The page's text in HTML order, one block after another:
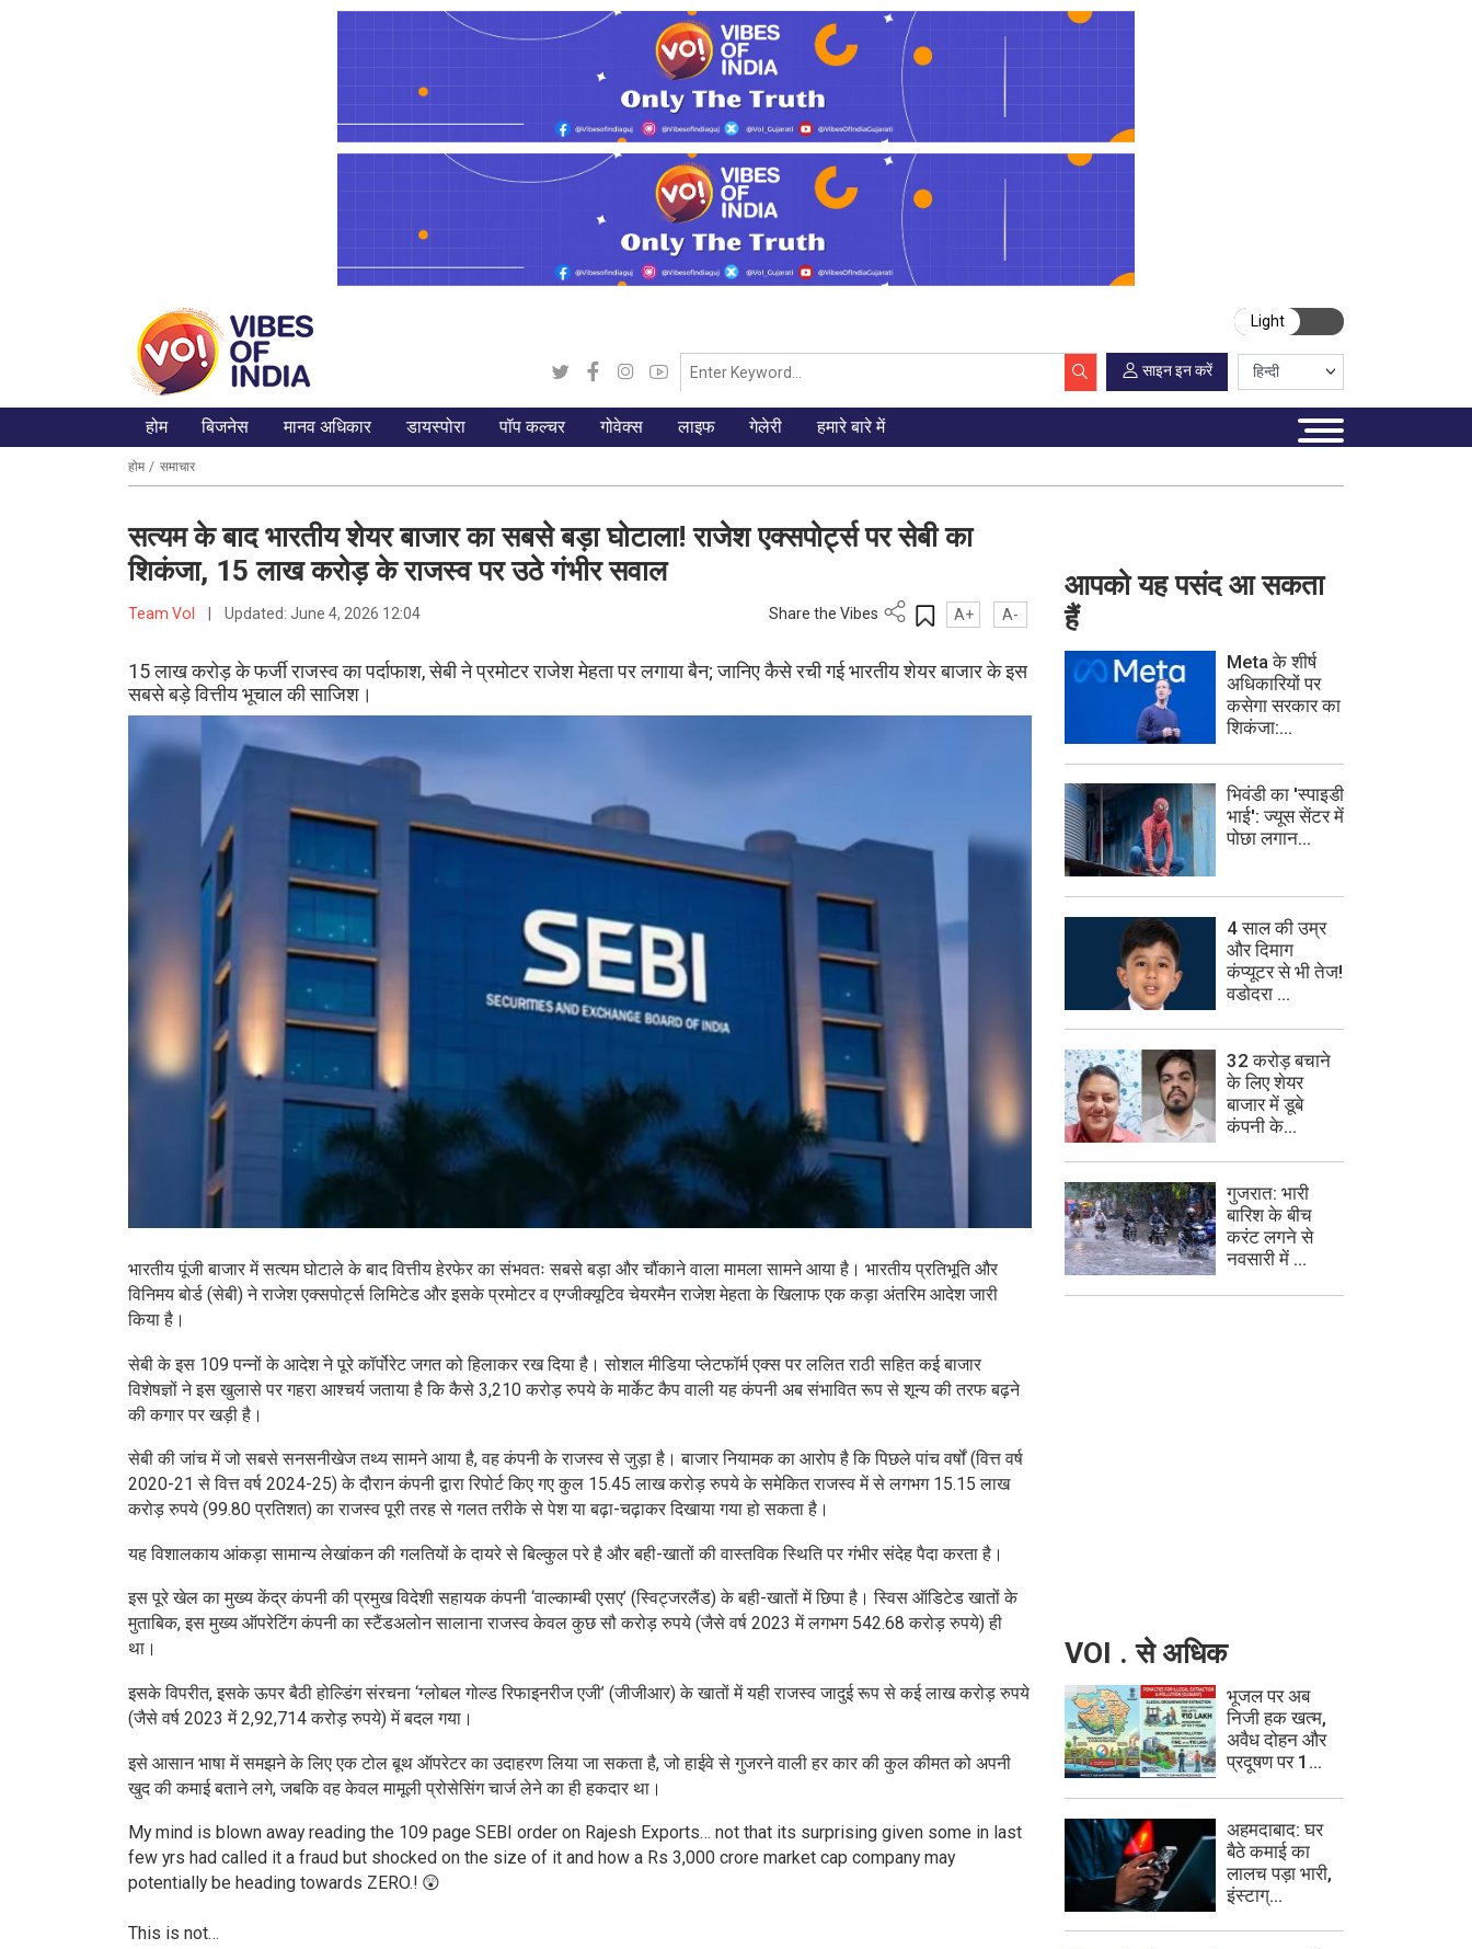
Light
साइन इन करें
होम बिजनेस मानव अधिकार डायस्पोरा पॉप कल्चर गोवेक्स लाइफ गेलेरी हमारे बारे में
होम समाचार
सत्यम के बाद भारतीय शेयर बाजार का सबसे बड़ा घोटाला! राजेश एक्सपोर्ट्स पर सेबी का
शिकंजा, 15 लाख करोड़ के राजस्व पर उठे गंभीर सवाल
Team VoI Updated: June 4, 2026 12:04 Share the Vibes A+ A-
15 लाख करोड़ के फर्जी राजस्व का पर्दाफाश, सेबी ने प्रमोटर राजेश मेहता पर लगाया बैन; जानिए कैसे रची गई भारतीय शेयर बाजार के इस
सबसे बड़े वित्तीय भूचाल की साजिश।
भारतीय पूंजी बाजार में सत्यम घोटाले के बाद वित्तीय हेरफेर का संभवतः सबसे बड़ा और चौंकाने वाला मामला सामने आया है। भारतीय प्रतिभूति और
विनिमय बोर्ड (सेबी) ने राजेश एक्सपोर्ट्स लिमिटेड और इसके प्रमोटर व एग्जीक्यूटिव चेयरमैन राजेश मेहता के खिलाफ एक कड़ा अंतरिम आदेश जारी
किया है।
सेबी के इस 109 पन्नों के आदेश ने पूरे कॉर्पोरेट जगत को हिलाकर रख दिया है। सोशल मीडिया प्लेटफॉर्म एक्स पर ललित राठी सहित कई बाजार
विशेषज्ञों ने इस खुलासे पर गहरा आश्चर्य जताया है कि कैसे 3,210 करोड़ रुपये के मार्केट कैप वाली यह कंपनी अब संभावित रूप से शून्य की तरफ बढ़ने
की कगार पर खड़ी है।
सेबी की जांच में जो सबसे सनसनीखेज तथ्य सामने आया है, वह कंपनी के राजस्व से जुड़ा है। बाजार नियामक का आरोप है कि पिछले पांच वर्षों (वित्त वर्ष
2020-21 से वित्त वर्ष 2024-25) के दौरान कंपनी द्वारा रिपोर्ट किए गए कुल 15.45 लाख करोड़ रुपये के समेकित राजस्व में से लगभग 15.15 लाख
करोड़ रुपये (99.80 प्रतिशत) का राजस्व पूरी तरह से गलत तरीके से पेश या बढ़ा-चढ़ाकर दिखाया गया हो सकता है।
यह विशालकाय आंकड़ा सामान्य लेखांकन की गलतियों के दायरे से बिल्कुल परे है और बही-खातों की वास्तविक स्थिति पर गंभीर संदेह पैदा करता है।
इस पूरे खेल का मुख्य केंद्र कंपनी की प्रमुख विदेशी सहायक कंपनी ‘वाल्काम्बी एसए’ (स्विट्जरलैंड) के बही-खातों में छिपा है। स्विस ऑडिटेड खातों के
मुताबिक, इस मुख्य ऑपरेटिंग कंपनी का स्टैंडअलोन सालाना राजस्व केवल कुछ सौ करोड़ रुपये (जैसे वर्ष 2023 में लगभग 542.68 करोड़ रुपये) ही
था।
इसके विपरीत, इसके ऊपर बैठी होल्डिंग संरचना ‘ग्लोबल गोल्ड रिफाइनरीज एजी’ (जीजीआर) के खातों में यही राजस्व जादुई रूप से कई लाख करोड़ रुपये
(जैसे वर्ष 2023 में 2,92,714 करोड़ रुपये) में बदल गया।
इसे आसान भाषा में समझने के लिए एक टोल बूथ ऑपरेटर का उदाहरण लिया जा सकता है, जो हाईवे से गुजरने वाली हर कार की कुल कीमत को अपनी
खुद की कमाई बताने लगे, जबकि वह केवल मामूली प्रोसेसिंग चार्ज लेने का ही हकदार था।
My mind is blown away reading the 109 page SEBI order on Rajesh Exports… not that its surprising given some in last
few yrs had called it a fraud but shocked on the size of it and how a Rs 3,000 crore market cap company may
potentially be heading towards ZERO.! 😲
This is not…
आपको यह पसंद आ सकता
हैं
Meta के शीर्ष
अधिकारियों पर
कसेगा सरकार का
शिकंजा:...
भिवंडी का 'स्पाइडी
भाई': ज्यूस सेंटर में
पोछा लगान...
4 साल की उम्र
और दिमाग
कंप्यूटर से भी तेज!
वडोदरा ...
32 करोड़ बचाने
के लिए शेयर
बाजार में डूबे
कंपनी के...
गुजरात: भारी
बारिश के बीच
करंट लगने से
नवसारी में ...
VOI . से अधिक
भूजल पर अब
निजी हक खत्म,
अवैध दोहन और
प्रदूषण पर 1...
अहमदाबाद: घर
बैठे कमाई का
लालच पड़ा भारी,
इंस्टाग्...